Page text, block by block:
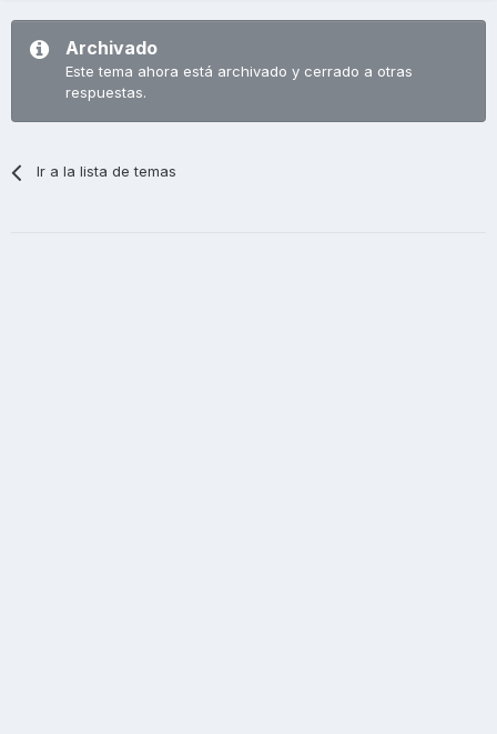
Archivado
Este tema ahora está archivado y cerrado a otras
respuestas.
Ir a la lista de temas